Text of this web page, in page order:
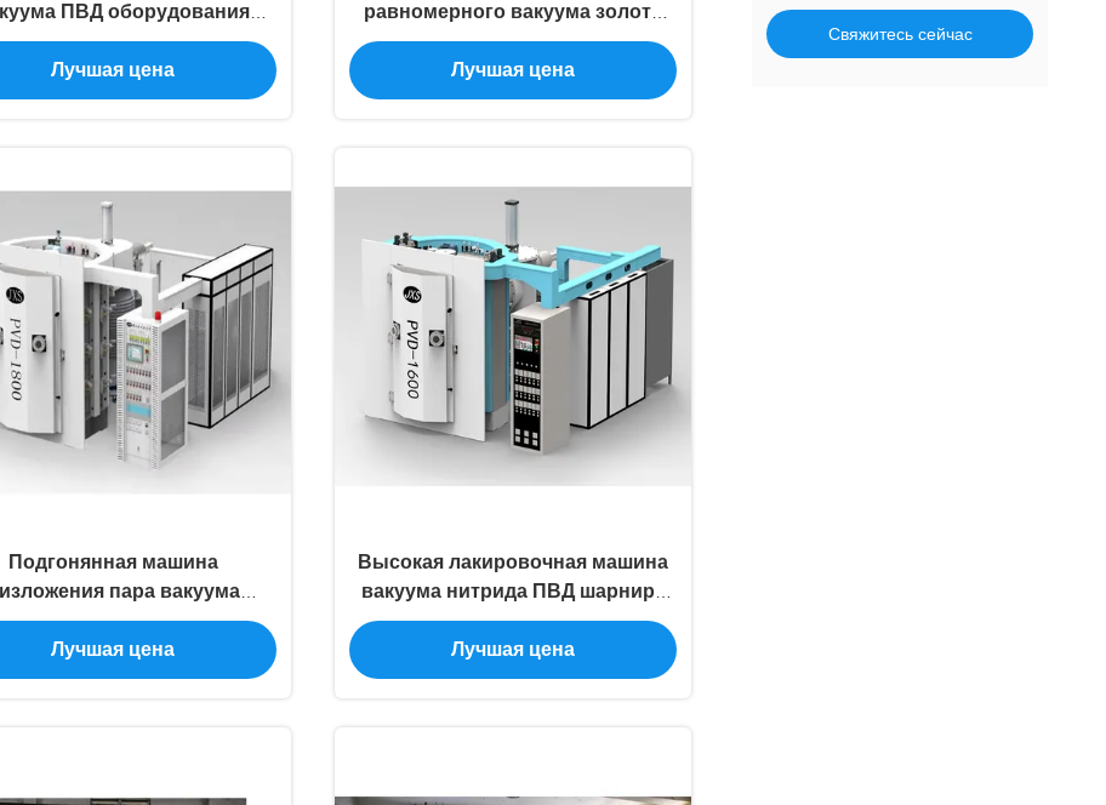
Свяжитесь сейчас
ПВД оборудования
нержавеющей стали
загрузки большая
Лучшая цена
равномерного вакуума золота
ПВД экрана нержавеющей стали
большой емкости толщины
покрытия Титанюм
Лучшая цена
Подгонянная машина
пара вакуума
дверной рамы ПВД
нержавеющей
размера физическая
Лучшая цена
Высокая лакировочная машина
вакуума нитрида ПВД шарнира
двери нержавеющей стали
выхода золотая Титанюм
Лучшая цена